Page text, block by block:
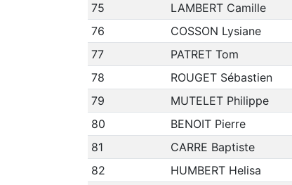
75
LAMBERT Camille
76
COSSON Lysiane
77
PATRET Tom
78
ROUGET Sébastien
79
MUTELET Philippe
80
BENOIT Pierre
81
CARRE Baptiste
82
HUMBERT Helisa